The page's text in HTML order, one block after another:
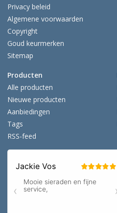
Privacy beleid
Algemene voorwaarden
Copyright
Goud keurmerken
Sitemap
Producten
Alle producten
Nieuwe producten
Aanbiedingen
Tags
RSS-feed